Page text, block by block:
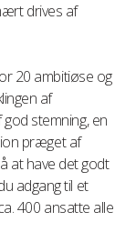
drives af
20 ambitiøse og
af
stemning, en
præget af
at have det godt
adgang til et
400 ansatte alle